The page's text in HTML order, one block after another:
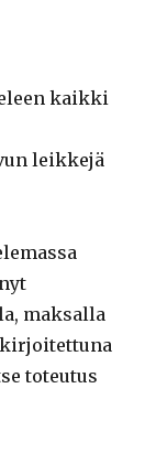
kaikki
leikkejä
maksalla
kirjoitettuna
toteutus